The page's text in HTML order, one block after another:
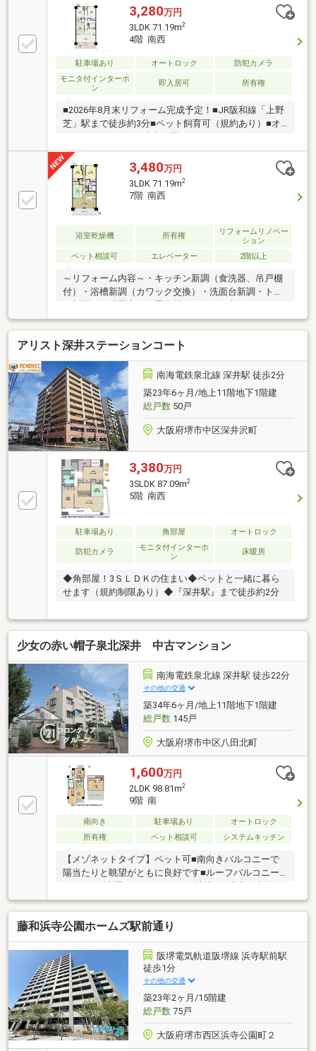
3,280万円
3LDK 71.19m2
4階 南西
駐車場あり オートロック
防犯カメラ
モニタ付インターホ
ン
即入居可 所有権
■2026年8月末リフォーム完成予定！■JR阪和線「上野
芝」駅まで徒歩約3分■ペット飼育可（規約あり）■オ
3,480万円
3LDK 71.19m2
7階 南西
浴室乾燥機 所有権
リフォームリノベー
ション
ペット相談可
エレベーター 2階以上
～リフォーム内容～・キッチン新調（食洗器、吊戸棚
付）・浴槽新調（カワック交換）・洗面台新調・トイ
チ交換・クロス張替え、クッションフロア張替え（ト
イレ、洗面室）・フローリング張替え（LDK、廊
下）・洋室、絨毯⇒フローリングへ変更※2026年10月
中旬完成予定～ライフインフォメーション～・mandai
上野芝店まで約430ｍ・西友上野芝店まで約480ｍ・ロ
ーソン上野芝駅前店まで約300ｍ・ココカラファイン
上野芝楽市店まで約480ｍ・ドン・キホーテ上野芝店
まで約500ｍ・ホームセンターコーナン堺店まで約
1.6km
アリスト深井ステーションコート
南海電鉄泉北線 深井駅 徒歩2分
築23年6ヶ月/地上11階地下1階建
総戸数50戸
大阪府堺市中区深井沢町
3,380万円
3SLDK 87.09m2
5階 南西
駐車場あり 角部屋 オートロック
防犯カメラ
モニタ付インターホ
ン
床暖房
◆角部屋！3ＳＬＤＫの住まい◆ペットと一緒に暮ら
せます（規約制限あり）◆『深井駅』まで徒歩約2分
少女の赤い帽子泉北深井 中古マンション
南海電鉄泉北線 深井駅 徒歩22分
その他の交通
築34年6ヶ月/地上11階地下1階建
総戸数145戸
大阪府堺市中区八田北町
1,600万円
2LDK 98.81m2
9階 南
南向き 駐車場あり
オートロック
所有権
ペット相談可 システムキッチン
【メゾネットタイプ】ペット可■南向きバルコニーで
陽当たりと眺望がともに良好です■ルーフバルコニー
ペースでお部屋がすっきり片付きます
藤和浜寺公園ホームズ駅前通り
阪堺電気軌道阪堺線 浜寺駅前駅
徒歩1分
その他の交通
築23年2ヶ月/15階建
総戸数75戸
大阪府堺市西区浜寺公園町２